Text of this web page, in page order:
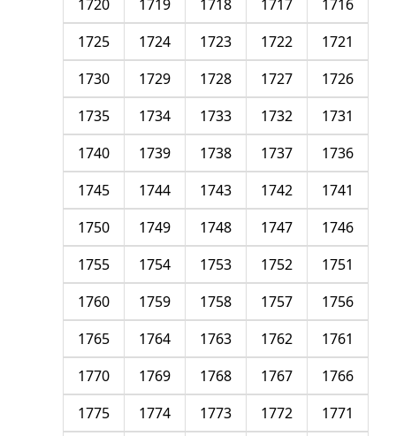
1716
1717
1718
1719
1720
1721
1722
1723
1724
1725
1726
1727
1728
1729
1730
1731
1732
1733
1734
1735
1736
1737
1738
1739
1740
1741
1742
1743
1744
1745
1746
1747
1748
1749
1750
1751
1752
1753
1754
1755
1756
1757
1758
1759
1760
1761
1762
1763
1764
1765
1766
1767
1768
1769
1770
1771
1772
1773
1774
1775